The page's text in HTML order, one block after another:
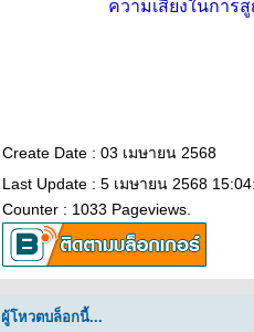
ความเสี่ยงในการ
Create Date : 03 เมษายน 2568
Last Update : 5 เมษายน 2568
Counter : 1033 Pageviews.
ผู้โหวตบล็อกนี้...